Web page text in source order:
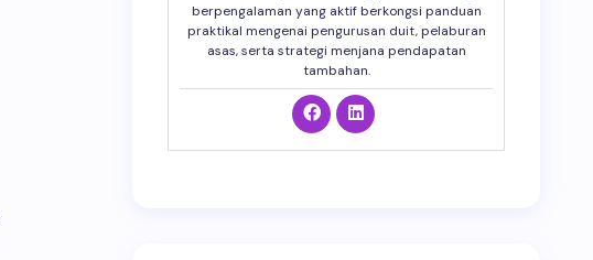
berpengalaman yang aktif berkongsi panduan
praktikal mengenai pengurusan duit, pelaburan
asas, serta strategi menjana pendapatan
tambahan.